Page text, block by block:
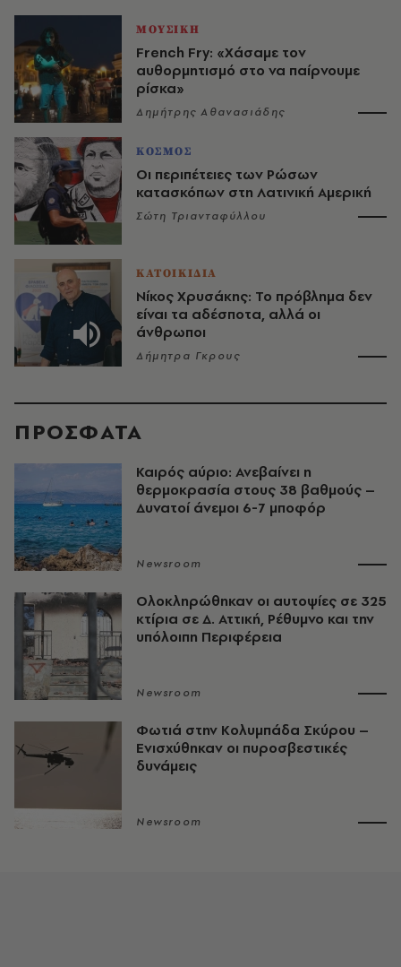
ΜΟΥΣΙΚΗ
French Fry: «Χάσαμε τον
αυθορμητισμό στο να παίρνουμε
ρίσκα»
Δημήτρης Αθανασιάδης
ΚΟΣΜΟΣ
Οι περιπέτειες των Ρώσων
κατασκόπων στη Λατινική Αμερική
Σώτη Τριανταφύλλου
ΚΑΤΟΙΚΙΔΙΑ
Νίκος Χρυσάκης: Το πρόβλημα δεν
είναι τα αδέσποτα, αλλά οι
άνθρωποι
Δήμητρα Γκρους
ΠΡΟΣΦΑΤΑ
Καιρός αύριο: Ανεβαίνει η
θερμοκρασία στους 38 βαθμούς –
Δυνατοί άνεμοι 6-7 μποφόρ
Newsroom
Ολοκληρώθηκαν οι αυτοψίες σε 325
κτίρια σε Δ. Αττική, Ρέθυμνο και την
υπόλοιπη Περιφέρεια
Newsroom
Φωτιά στην Κολυμπάδα Σκύρου –
Ενισχύθηκαν οι πυροσβεστικές
δυνάμεις
Newsroom